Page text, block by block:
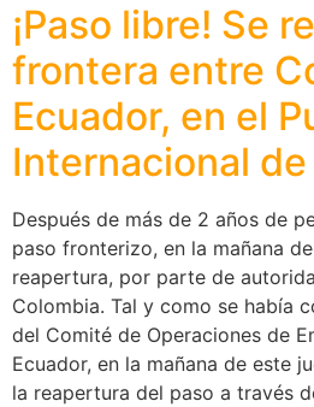
¡Paso libre! Se
frontera entre
Ecuador, en el
Internacional
Después de más de 2 años de
paso fronterizo, en la mañana
reapertura, por parte de
Colombia. Tal y como se había
del Comité de Operaciones de
Ecuador, en la mañana de este
la reapertura del paso a través